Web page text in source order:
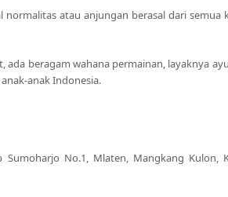
atau anjungan berasal dari semua
ada beragam wahana permainan, layaknya
anak Indonesia.
Sumoharjo No.1, Mlaten, Mangkang Kulon,